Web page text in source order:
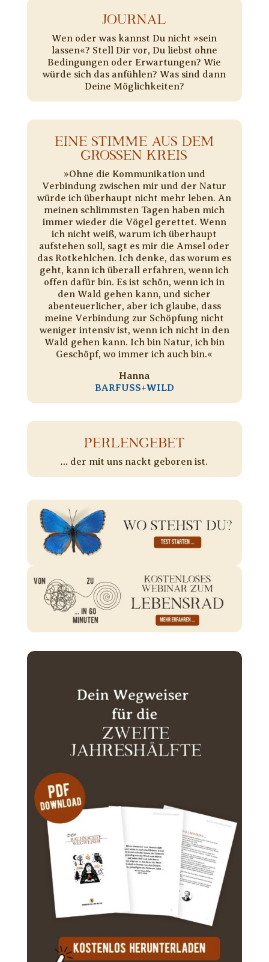
JOURNAL
Wen oder was kannst Du nicht »sein
lassen«? Stell Dir vor, Du liebst ohne
Bedingungen oder Erwartungen? Wie
würde sich das anfühlen? Was sind dann
Deine Möglichkeiten?
EINE STIMME AUS DEM
GROSSEN KREIS
»Ohne die Kommunikation und
Verbindung zwischen mir und der Natur
würde ich überhaupt nicht mehr leben. An
meinen schlimmsten Tagen haben mich
immer wieder die Vögel gerettet. Wenn
ich nicht weiß, warum ich überhaupt
aufstehen soll, sagt es mir die Amsel oder
das Rotkehlchen. Ich denke, das worum es
geht, kann ich überall erfahren, wenn ich
offen dafür bin. Es ist schön, wenn ich in
den Wald gehen kann, und sicher
abenteuerlicher, aber ich glaube, dass
meine Verbindung zur Schöpfung nicht
weniger intensiv ist, wenn ich nicht in den
Wald gehen kann. Ich bin Natur, ich bin
Geschöpf, wo immer ich auch bin.«
Hanna
BARFUSS+WILD
PERLENGEBET
… der mit uns nackt geboren ist.